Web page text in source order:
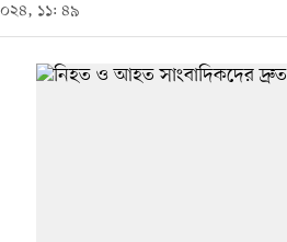
১১: ৪৯